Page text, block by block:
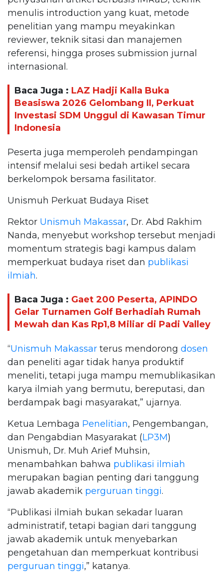
menulis introduction yang kuat, metode
penelitian yang mampu meyakinkan
reviewer, teknik sitasi dan manajemen
referensi, hingga proses submission jurnal
internasional.
Baca Juga : LAZ Hadji Kalla Buka
Beasiswa 2026 Gelombang II, Perkuat
Investasi SDM Unggul di Kawasan Timur
Indonesia
Peserta juga memperoleh pendampingan
intensif melalui sesi bedah artikel secara
berkelompok bersama fasilitator.
Unismuh Perkuat Budaya Riset
Rektor Unismuh Makassar, Dr. Abd Rakhim
Nanda, menyebut workshop tersebut menjadi
momentum strategis bagi kampus dalam
memperkuat budaya riset dan publikasi
ilmiah.
Baca Juga : Gaet 200 Peserta, APINDO
Gelar Turnamen Golf Berhadiah Rumah
Mewah dan Kas Rp1,8 Miliar di Padi Valley
“Unismuh Makassar terus mendorong dosen
dan peneliti agar tidak hanya produktif
meneliti, tetapi juga mampu memublikasikan
karya ilmiah yang bermutu, bereputasi, dan
berdampak bagi masyarakat,” ujarnya.
Ketua Lembaga Penelitian, Pengembangan,
dan Pengabdian Masyarakat (LP3M)
Unismuh, Dr. Muh Arief Muhsin,
menambahkan bahwa publikasi ilmiah
merupakan bagian penting dari tanggung
jawab akademik perguruan tinggi.
“Publikasi ilmiah bukan sekadar luaran
administratif, tetapi bagian dari tanggung
jawab akademik untuk menyebarkan
pengetahuan dan memperkuat kontribusi
perguruan tinggi,” katanya.